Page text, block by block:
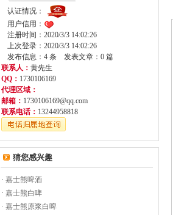
认证情况：
用户信用：
注册时间：2020/3/3 14:02:26
上次登录：2020/3/3 14:02:26
发布信息：4 条 发表文章：0 篇
联系人： 黄先生
QQ： 1730106169
代理区域：
邮箱： 1730106169@qq.com
联系电话： 13244958818
猜您感兴趣
· 嘉士熊啤酒
· 嘉士熊白啤
· 嘉士熊原浆白啤